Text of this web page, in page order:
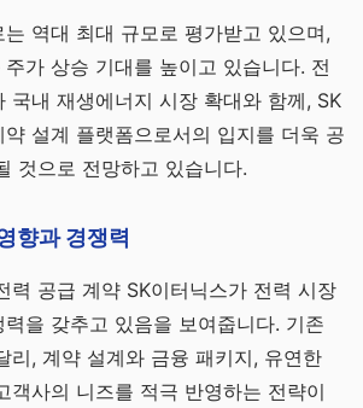
역대 최대 규모로 평가받고 있으며,
가 상승 기대를 높이고 있습니다. 전
국내 재생에너지 시장 확대와 함께, SK
설계 플랫폼으로서의 입지를 더욱 공
것으로 전망하고 있습니다.
향과 경쟁력
력 공급 계약 SK이터닉스가 전력 시장
을 갖추고 있음을 보여줍니다. 기존
리, 계약 설계와 금융 패키지, 유연한
객사의 니즈를 적극 반영하는 전략이